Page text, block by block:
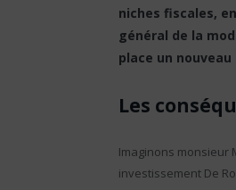
niches fiscales,
général de la
place un
Les
Imaginons monsieur
investissement De